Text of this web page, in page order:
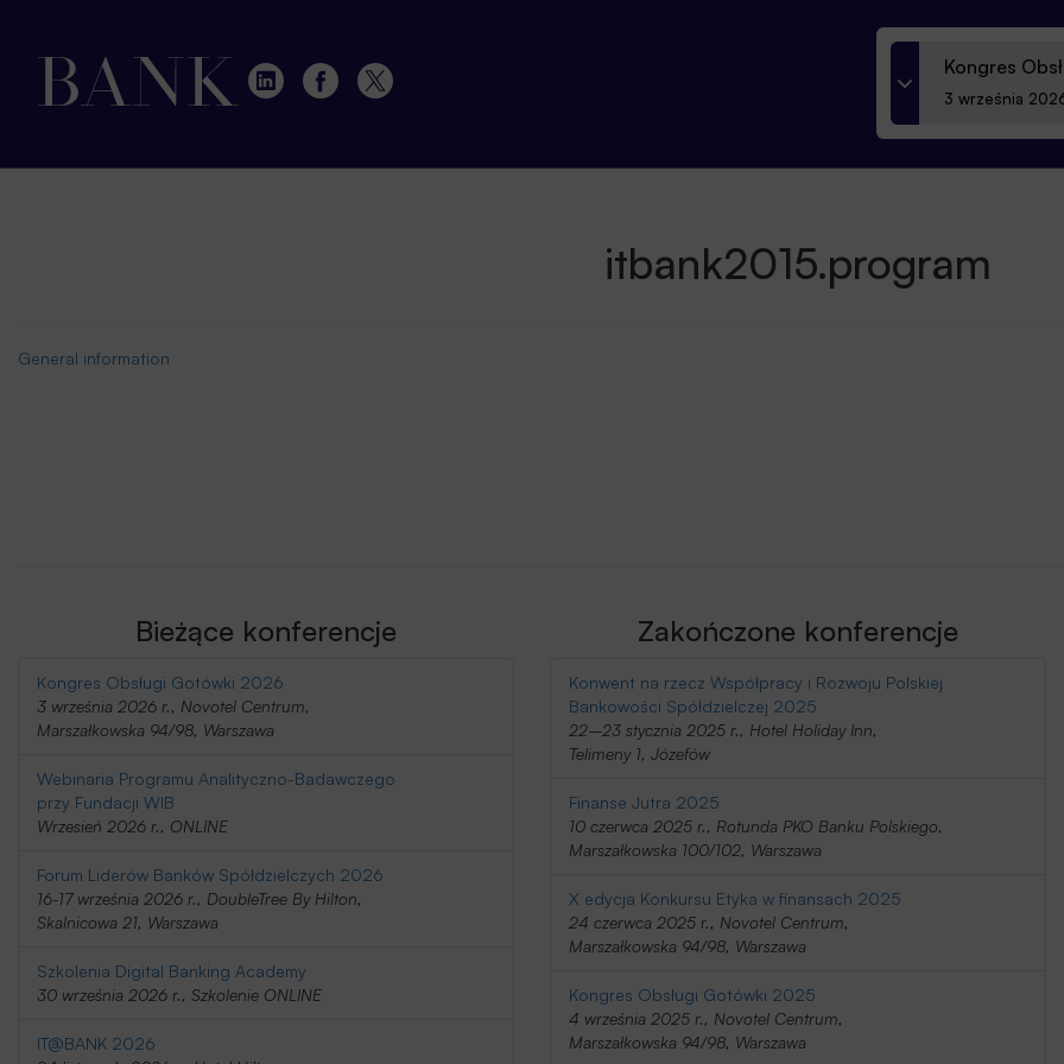
Kongres
3 września
itbank2015.program
General information
Bieżące konferencje
Kongres Obsługi Gotówki 2026
3 września 2026 r., Novotel Centrum,
Marszałkowska 94/98, Warszawa
Webinaria Programu Analityczno-Badawczego
przy Fundacji WIB
Wrzesień 2026 r., ONLINE
Forum Liderów Banków Spółdzielczych 2026
16-17 września 2026 r., DoubleTree By Hilton,
Skalnicowa 21, Warszawa
Szkolenia Digital Banking Academy
30 września 2026 r., Szkolenie ONLINE
IT@BANK 2026
Zakończone konferencje
Konwent na rzecz Współpracy i Rozwoju Polskiej
Bankowości Spółdzielczej 2025
22–23 stycznia 2025 r., Hotel Holiday Inn,
Telimeny 1, Józefów
Finanse Jutra 2025
10 czerwca 2025 r., Rotunda PKO Banku Polskiego,
Marszałkowska 100/102, Warszawa
X edycja Konkursu Etyka w finansach 2025
24 czerwca 2025 r., Novotel Centrum,
Marszałkowska 94/98, Warszawa
Kongres Obsługi Gotówki 2025
4 września 2025 r., Novotel Centrum,
Marszałkowska 94/98, Warszawa